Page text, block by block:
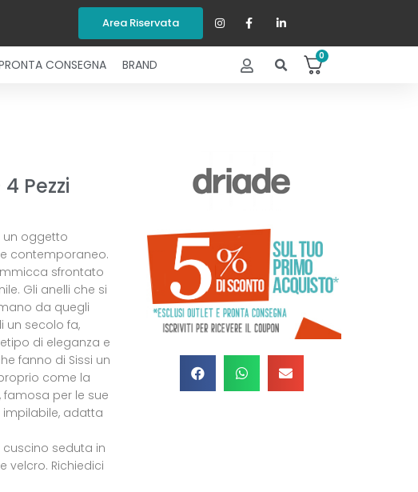
Area Riservata
CONSEGNA BRAND
0
Pezzi
un oggetto
contemporaneo.
sfrontato
Gli anelli che si
da quegli
un secolo fa,
di eleganza e
fanno di Sissi un
come la
famosa per le sue
impilabile, adatta
cuscino seduta in
velcro. Richiedici